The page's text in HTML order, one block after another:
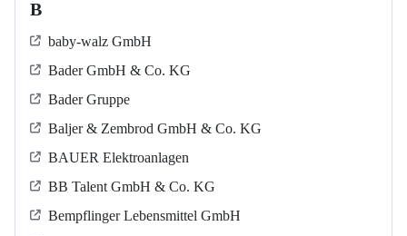
B
baby-walz GmbH
Bader GmbH & Co. KG
Bader Gruppe
Baljer & Zembrod GmbH & Co. KG
BAUER Elektroanlagen
BB Talent GmbH & Co. KG
Bempflinger Lebensmittel GmbH